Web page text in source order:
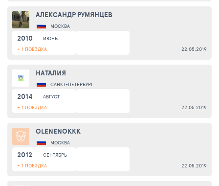
АЛЕКСАНДР РУМЯНЦЕВ
МОСКВА
2010
ИЮНЬ
+ 1 ПОЕЗДКА
22.05.2019
НАТАЛИЯ
САНКТ-ПЕТЕРБУРГ
2014
АВГУСТ
+ 1 ПОЕЗДКА
22.05.2019
OLENENOKKK
МОСКВА
2012
СЕНТЯБРЬ
+ 1 ПОЕЗДКА
22.05.2019